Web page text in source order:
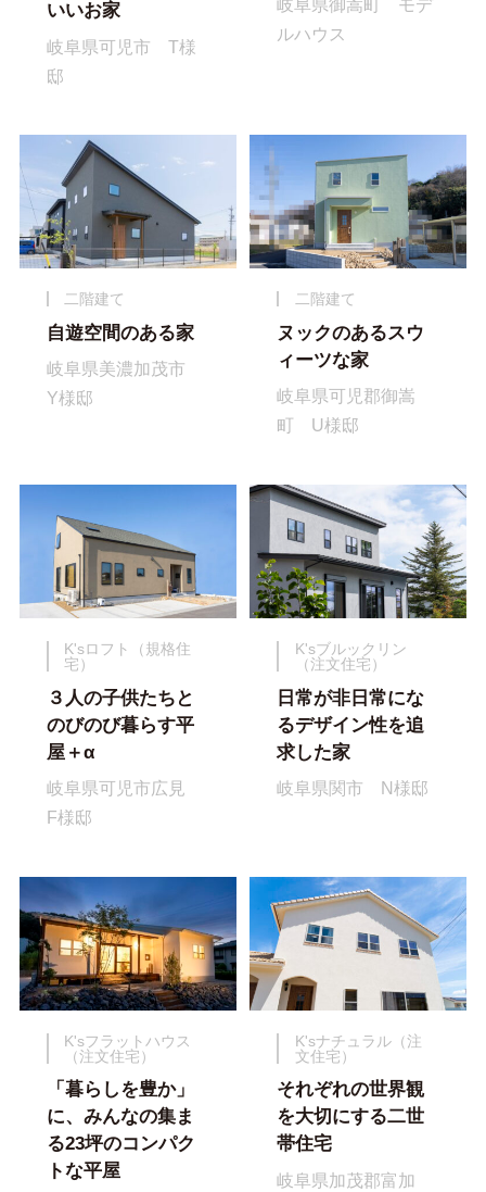
いいお家
岐阜県可児市 T様
邸
岐阜県御嵩町 モデ
ルハウス
二階建て
自遊空間のある家
岐阜県美濃加茂市
Y様邸
二階建て
ヌックのあるスウ
ィーツな家
岐阜県可児郡御嵩
町 U様邸
K'sロフト（規格住
宅）
３人の子供たちと
のびのび暮らす平
屋＋α
岐阜県可児市広見
F様邸
K'sブルックリン
（注文住宅）
日常が非日常にな
るデザイン性を追
求した家
岐阜県関市 N様邸
K'sフラットハウス
（注文住宅）
「暮らしを豊か」
に、みんなの集ま
る23坪のコンパク
トな平屋
K'sナチュラル（注
文住宅）
それぞれの世界観
を大切にする二世
帯住宅
岐阜県加茂郡富加